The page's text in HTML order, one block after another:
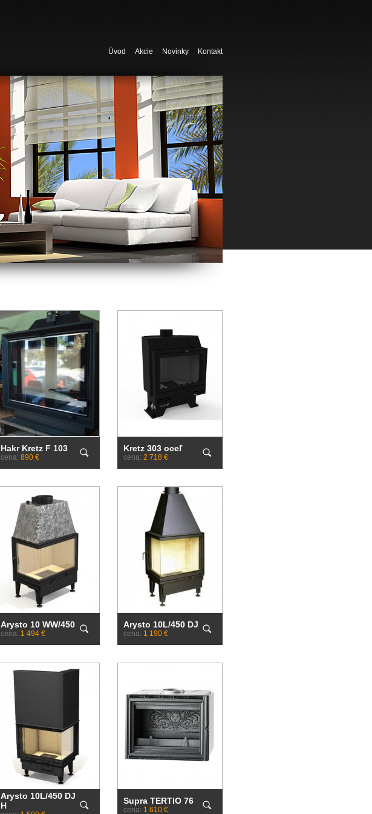
Úvod Akcie Novinky Kontakt
Hakr Kretz F 103
cena: 890 €
Kretz 303 oceľ
cena: 2 718 €
Arysto 10 WW/450
cena: 1 494 €
Arysto 10L/450 DJ
cena: 1 190 €
Arysto 10L/450 DJ
H
Supra TERTIO 76
cena: 1 610 €